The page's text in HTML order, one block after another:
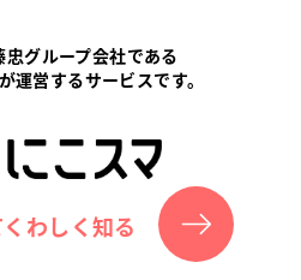
忠グループ会社である
営するサービスです。
わしく知る